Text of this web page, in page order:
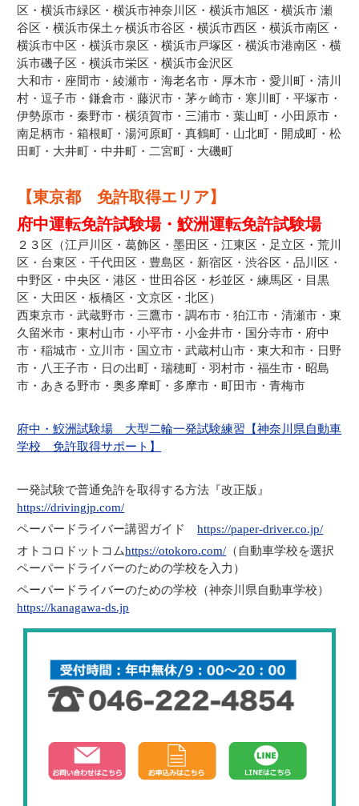
区・横浜市緑区・横浜市神奈川区・横浜市旭区・横浜市 瀬
谷区・横浜市保土ヶ横浜市谷区・横浜市西区・横浜市南区・
横浜市中区・横浜市泉区・横浜市戸塚区・横浜市港南区・横
浜市磯子区・横浜市栄区・横浜市金沢区
大和市・座間市・綾瀬市・海老名市・厚木市・愛川町・清川
村・逗子市・鎌倉市・藤沢市・茅ヶ崎市・寒川町・平塚市・
伊勢原市・秦野市・横須賀市・三浦市・葉山町・小田原市・
南足柄市・箱根町・湯河原町・真鶴町・山北町・開成町・松
田町・大井町・中井町・二宮町・大磯町
【東京都 免許取得エリア】
府中運転免許試験場・鮫洲運転免許試験場
２３区（江戸川区・葛飾区・墨田区・江東区・足立区・荒川
区・台東区・千代田区・豊島区・新宿区・渋谷区・品川区・
中野区・中央区・港区・世田谷区・杉並区・練馬区・目黒
区・大田区・板橋区・文京区・北区）
西東京市・武蔵野市・三鷹市・調布市・狛江市・清瀬市・東
久留米市・東村山市・小平市・小金井市・国分寺市・府中
市・稲城市・立川市・国立市・武蔵村山市・東大和市・日野
市・八王子市・日の出町・瑞穂町・羽村市・福生市・昭島
市・あきる野市・奥多摩町・多摩市・町田市・青梅市
府中・鮫洲試験場 大型二輪一発試験練習【神奈川県自動車
学校 免許取得サポート】
一発試験で普通免許を取得する方法『改正版』
https://drivingjp.com/
ペーパードライバー講習ガイドhttps://paper-driver.co.jp/
オトコロドットコムhttps://otokoro.com/ （自動車学校を選択
ペーパードライバーのための学校を入力）
ペーパードライバーのための学校（神奈川県自動車学校）
https://kanagawa-ds.jp